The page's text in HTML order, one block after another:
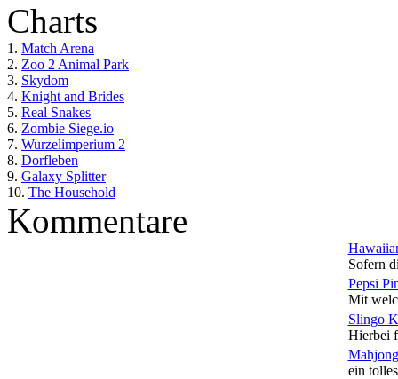
Charts
1. Match Arena
2. Zoo 2 Animal Park
3. Skydom
4. Knight and Brides
5. Real Snakes
6. Zombie Siege.io
7. Wurzelimperium 2
8. Dorfleben
9. Galaxy Splitter
10. The Household
Kommentare
Sofern
Pepsi
Mit
Slingo
Hierbei
ein